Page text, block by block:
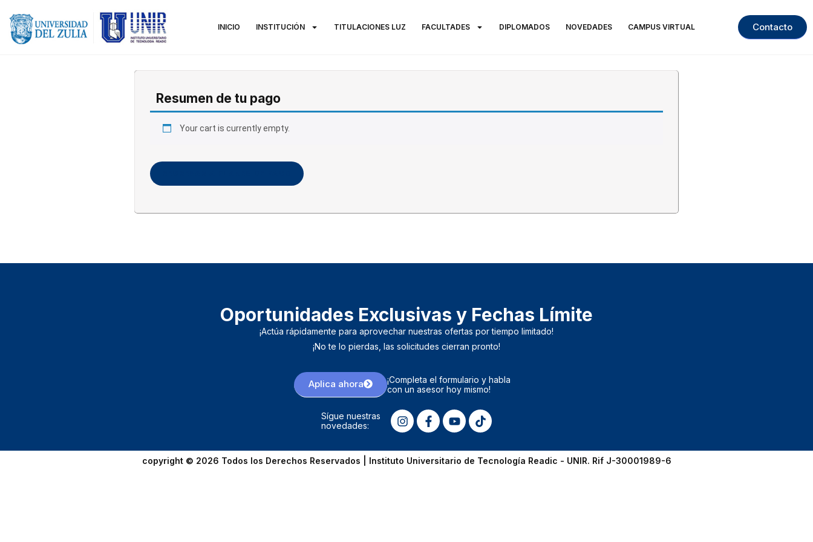
INICIO INSTITUCIÓN TITULACIONES LUZ FACULTADES DIPLOMADOS NOVEDADES CAMPUS VIRTUAL Contacto
Resumen de tu pago
Your cart is currently empty.
Oportunidades Exclusivas y Fechas Límite
¡Actúa rápidamente para aprovechar nuestras ofertas por tiempo limitado!
¡No te lo pierdas, las solicitudes cierran pronto!
Aplica ahora
¡Completa el formulario y habla
con un asesor hoy mismo!
Sígue nuestras
novedades:
copyright © 2026 Todos los Derechos Reservados | Instituto Universitario de Tecnología Readic - UNIR. Rif J-30001989-6